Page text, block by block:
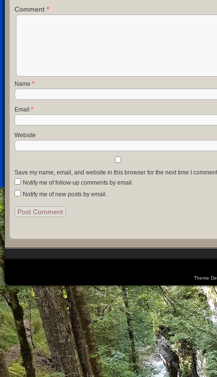
Comment *
Name *
Email *
Website
Save my name, email, and website in this browser for the next time I
Notify me of follow-up comments by email.
Notify me of new posts by email.
Theme